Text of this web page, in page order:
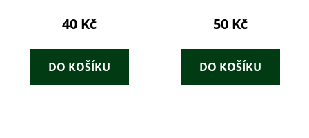
40 Kč
DO KOŠÍKU
50 Kč
DO KOŠÍKU